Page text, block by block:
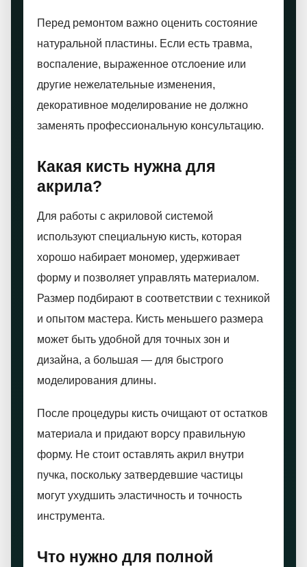
Перед ремонтом важно оценить состояние
натуральной пластины. Если есть травма,
воспаление, выраженное отслоение или
другие нежелательные изменения,
декоративное моделирование не должно
заменять профессиональную консультацию.
Какая кисть нужна для
акрила?
Для работы с акриловой системой
используют специальную кисть, которая
хорошо набирает мономер, удерживает
форму и позволяет управлять материалом.
Размер подбирают в соответствии с техникой
и опытом мастера. Кисть меньшего размера
может быть удобной для точных зон и
дизайна, а большая — для быстрого
моделирования длины.
После процедуры кисть очищают от остатков
материала и придают ворсу правильную
форму. Не стоит оставлять акрил внутри
пучка, поскольку затвердевшие частицы
могут ухудшить эластичность и точность
инструмента.
Что нужно для полной